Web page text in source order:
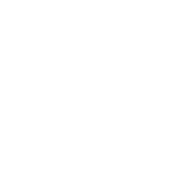
И. Глинки
И. Глинки — высшее музыкальное
культуры РСФСР,
за пределами европейской части